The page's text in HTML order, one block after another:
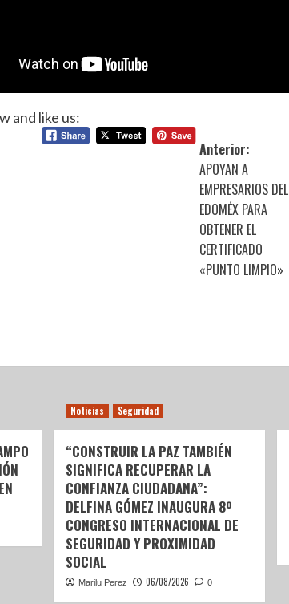
and like us:
Anterior:
APOYAN A
EMPRESARIOS DEL
EDOMÉX PARA
OBTENER EL
CERTIFICADO
«PUNTO LIMPIO»
Noticias Seguridad
“CONSTRUIR LA PAZ TAMBIÉN
SIGNIFICA RECUPERAR LA
CONFIANZA CIUDADANA”:
DELFINA GÓMEZ INAUGURA 8º
CONGRESO INTERNACIONAL DE
SEGURIDAD Y PROXIMIDAD
SOCIAL
Marilu Perez 06/08/2026 0